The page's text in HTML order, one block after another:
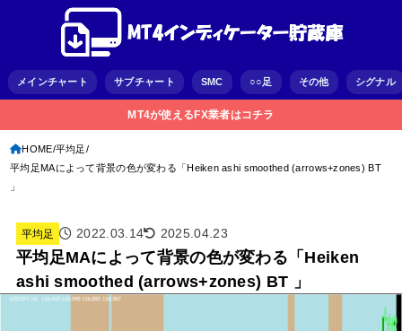
メインチャート サブチャート SMC ○○足 その他 シグナル
MT4が使えるFX業者はコチラ
HOME 平均足
平均足MAによって背景の色が変わる「Heiken ashi smoothed (arrows+zones) BT
」
平均足 2022.03.14 2025.04.23
平均足MAによって背景の色が変わる「Heiken
ashi smoothed (arrows+zones) BT 」